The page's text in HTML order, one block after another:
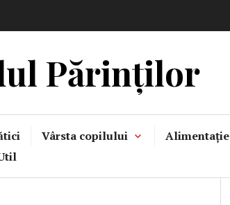
Părinților
Vârsta copilului Alimentație